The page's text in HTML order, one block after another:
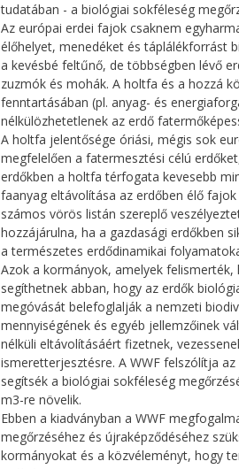
tudatában - a biológiai sokféleség
Az európai erdei fajok csaknem
élőhelyet, menedéket és táplálékforrást
a kevésbé feltűnő, de többségben lévő
zuzmók és mohák. A holtfa és a hozzá
fenntartásában (pl. anyag- és
nélkülözhetetlenek az erdő
A holtfa jelentősége óriási, mégis sok
megfelelően a fatermesztési célú
erdőkben a holtfa térfogata kevesebb
faanyag eltávolítása az erdőben élő
számos vörös listán szereplő
hozzájárulna, ha a gazdasági erdőkben
a természetes erdődinamikai
Azok a kormányok, amelyek
segíthetnek abban, hogy az erdők
megóvását belefoglalják a nemzeti
mennyiségének és egyéb jellemzőinek
nélküli eltávolításáért fizetnek,
ismeretterjesztésre. A WWF felszólítja
segítsék a biológiai sokféleség
m3-re növelik.
Ebben a kiadványban a WWF
megőrzéséhez és újraképződéséhez
kormányokat és a közvéleményt, hogy